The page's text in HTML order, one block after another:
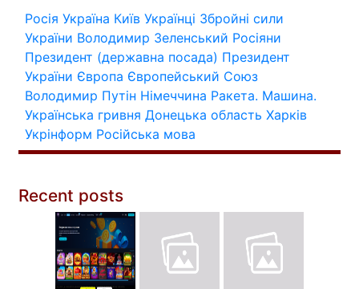
Росія Україна Київ Українці Збройні сили
України Володимир Зеленський Росіяни
Президент (державна посада) Президент
України Європа Європейський Союз
Володимир Путін Німеччина Ракета. Машина.
Українська гривня Донецька область Харків
Укрінформ Російська мова
Recent posts